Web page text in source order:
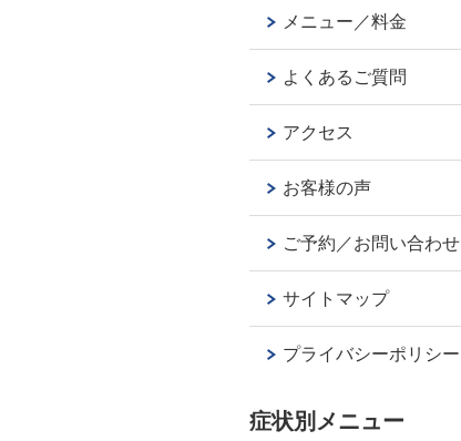
メニュー／料金
よくあるご質問
アクセス
お客様の声
ご予約／お問い合わせ
サイトマップ
プライバシーポリシー
症状別メニュー